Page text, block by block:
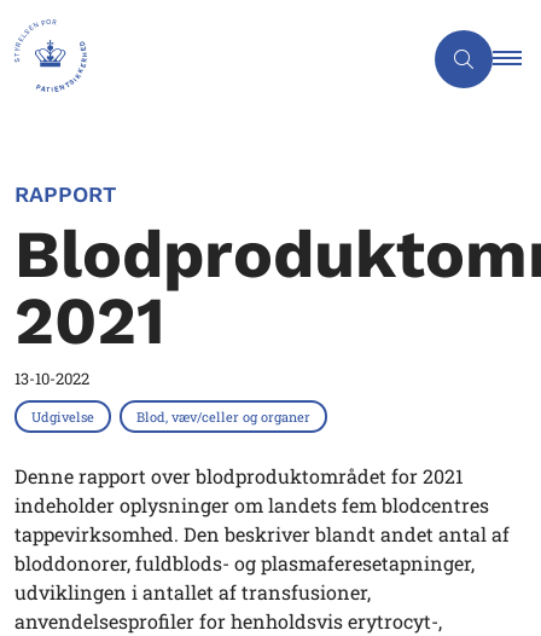
RAPPORT
2021
13-10-2022
Udgivelse Blod, væv/celler og organer
Denne rapport over blodproduktområdet for 2021
indeholder oplysninger om landets fem blodcentres
tappevirksomhed. Den beskriver blandt andet antal af
bloddonorer, fuldblods- og plasmaferesetapninger,
udviklingen i antallet af transfusioner,
anvendelsesprofiler for henholdsvis erytrocyt-,